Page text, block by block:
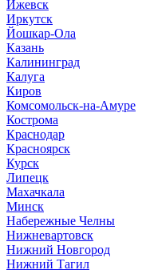
Ижевск
Иркутск
Йошкар-Ола
Казань
Калининград
Калуга
Киров
Комсомольск-на-Амуре
Кострома
Краснодар
Красноярск
Курск
Липецк
Махачкала
Минск
Набережные Челны
Нижневартовск
Нижний Новгород
Нижний Тагил